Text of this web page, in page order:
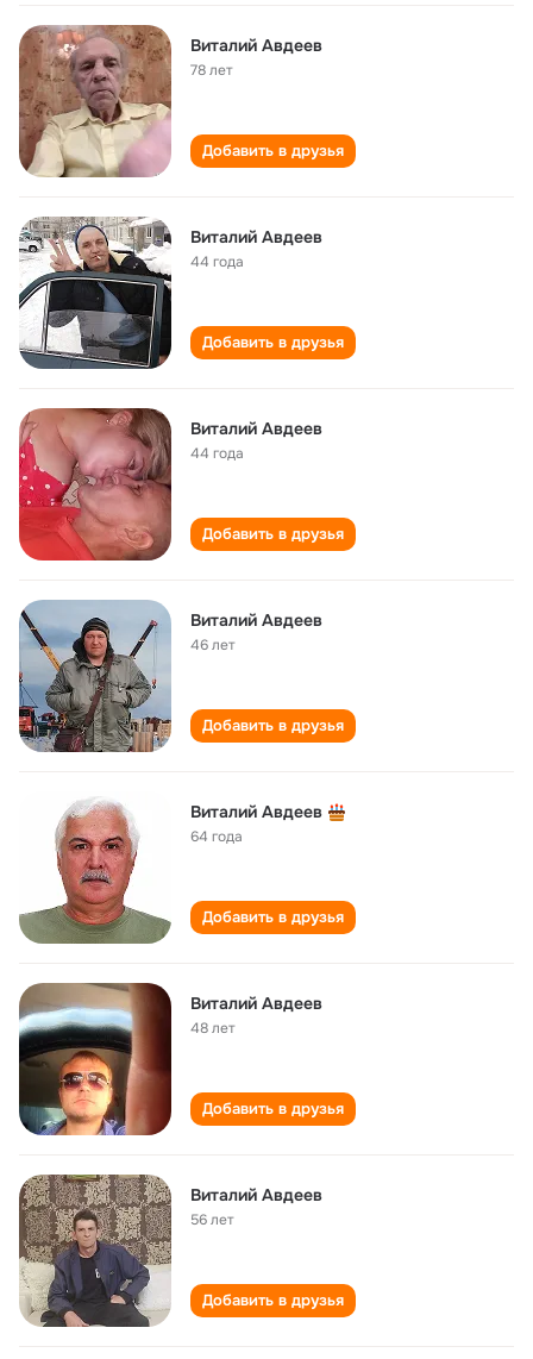
Виталий Авдеев
78 лет
Добавить в друзья
Виталий Авдеев
44 года
Добавить в друзья
Виталий Авдеев
44 года
Добавить в друзья
Виталий Авдеев
46 лет
Добавить в друзья
Виталий Авдеев
64 года
Добавить в друзья
Виталий Авдеев
48 лет
Добавить в друзья
Виталий Авдеев
56 лет
Добавить в друзья